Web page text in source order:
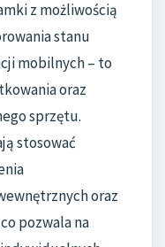
z możliwością
stanu
mobilnych – to
oraz
sprzętu.
stosować
oraz
pozwala na